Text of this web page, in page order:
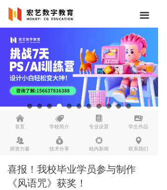
낀
首页
뀄
学校简介
뀴
专业设置
끡
学生作品
뀡
师资力量
낐
技术分享
넆
校内新闻
넹
联系我们
끀
喜报！我校毕业学员参与制作
《风语咒》获奖！